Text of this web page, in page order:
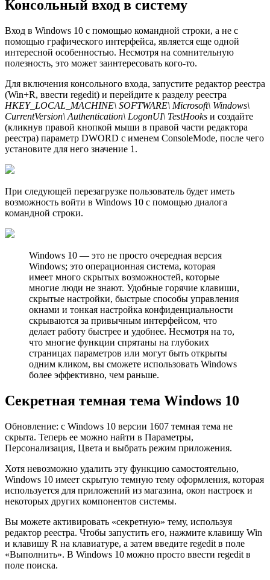
Консольный вход в систему
Вход в Windows 10 с помощью командной строки, а не с
помощью графического интерфейса, является еще одной
интересной особенностью. Несмотря на сомнительную
полезность, это может заинтересовать кого-то.
Для включения консольного входа, запустите редактор реестра
(Win+R, ввести regedit) и перейдите к разделу реестра
HKEY_LOCAL_MACHINE\ SOFTWARE\ Microsoft\ Windows\
CurrentVersion\ Authentication\ LogonUI\ TestHooks и создайте
(кликнув правой кнопкой мыши в правой части редактора
реестра) параметр DWORD с именем ConsoleMode, после чего
установите для него значение 1.
При следующей перезагрузке пользователь будет иметь
возможность войти в Windows 10 с помощью диалога
командной строки.
Windows 10 — это не просто очередная версия
Windows; это операционная система, которая
имеет много скрытых возможностей, которые
многие люди не знают. Удобные горячие клавиши,
скрытые настройки, быстрые способы управления
окнами и тонкая настройка конфиденциальности
скрываются за привычным интерфейсом, что
делает работу быстрее и удобнее. Несмотря на то,
что многие функции спрятаны на глубоких
страницах параметров или могут быть открыты
одним кликом, вы сможете использовать Windows
более эффективно, чем раньше.
Секретная темная тема Windows 10
Обновление: с Windows 10 версии 1607 темная тема не
скрыта. Теперь ее можно найти в Параметры,
Персонализация, Цвета и выбрать режим приложения.
Хотя невозможно удалить эту функцию самостоятельно,
Windows 10 имеет скрытую темную тему оформления, которая
используется для приложений из магазина, окон настроек и
некоторых других компонентов системы.
Вы можете активировать «секретную» тему, используя
редактор реестра. Чтобы запустить его, нажмите клавишу Win
и клавишу R на клавиатуре, а затем введите regedit в поле
«Выполнить». В Windows 10 можно просто ввести regedit в
поле поиска.